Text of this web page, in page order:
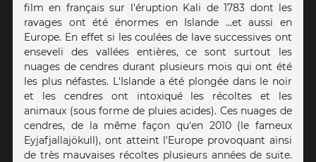
film en français sur l'éruption Kali de 1783 dont les
ravages ont été énormes en Islande ...et aussi en
Europe. En effet si les coulées de lave successives ont
enseveli des vallées entières, ce sont surtout les
nuages de cendres durant plusieurs mois qui ont été
les plus néfastes. L'Islande a été plongée dans le noir
et les cendres ont intoxiqué les récoltes et les
animaux (sous forme de pluies acides). Ces nuages de
cendres, de la même façon qu'en 2010 (le fameux
Eyjafjallajökull), ont atteint l'Europe provoquant ainsi
de très mauvaises récoltes plusieurs années de suite.